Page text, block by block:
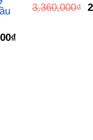
₫Giá
3,360,000₫